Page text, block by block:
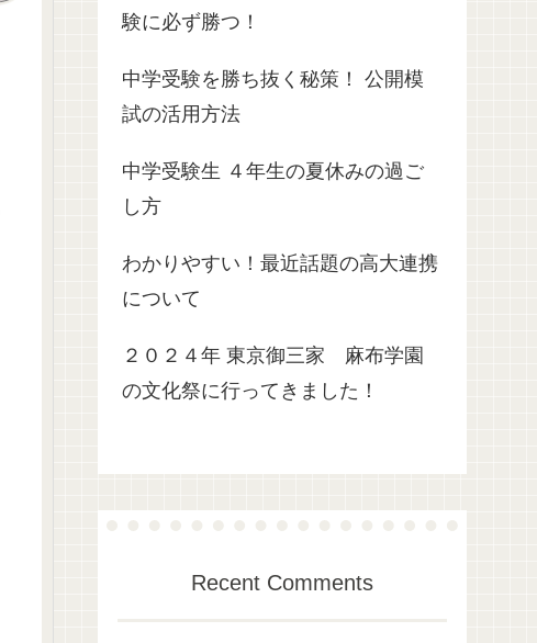
験に必ず勝つ！
中学受験を勝ち抜く秘策！ 公開模
試の活用方法
中学受験生 ４年生の夏休みの過ご
し方
わかりやすい！最近話題の高大連携
について
２０２４年 東京御三家 麻布学園
の文化祭に行ってきました！
Recent Comments